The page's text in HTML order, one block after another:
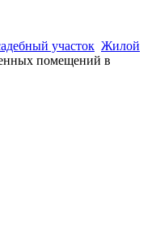
участок Жилой
по­мещений в